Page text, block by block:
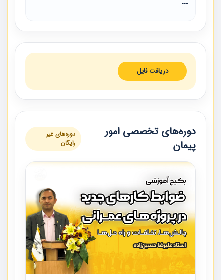
---
دریافت فایل
دوره‌های تخصصی امور
پیمان
دوره‌های غیر
رایگان